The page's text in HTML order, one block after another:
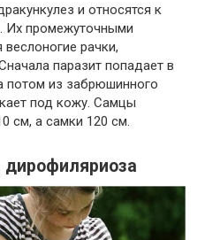
и относятся к
Их промежуточными
рачки,
паразит попадает в
потом из забрюшинного
под кожу. Самцы
см, а самки 120 см.